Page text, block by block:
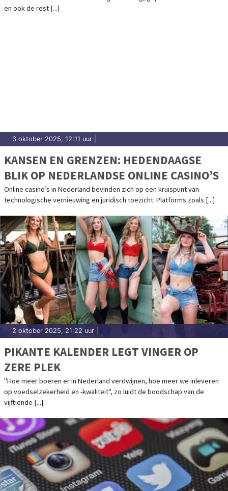
en ook de rest [...]
3 oktober 2025, 12:11 uur
KANSEN EN GRENZEN: HEDENDAAGSE
BLIK OP NEDERLANDSE ONLINE CASINO’S
Online casino’s in Nederland bevinden zich op een kruispunt van
technologische vernieuwing en juridisch toezicht. Platforms zoals [...]
2 oktober 2025, 21:22 uur
PIKANTE KALENDER LEGT VINGER OP
ZERE PLEK
"Hoe meer boeren er in Nederland verdwijnen, hoe meer we inleveren
op voedselzekerheid en -kwaliteit", zo luidt de boodschap van de
vijftiende [...]